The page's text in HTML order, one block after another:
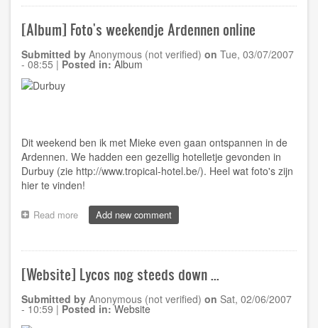
25u
Funcup,
Francorchamps,
2007-
[Album] Foto's weekendje Ardennen online
Submitted by Anonymous (not verified) on Tue, 03/07/2007
- 08:55 | Posted in:Album
Dit weekend ben ik met Mieke even gaan ontspannen in de
Ardennen. We hadden een gezellig hotelletje gevonden in
Durbuy (zie http://www.tropical-hotel.be/). Heel wat foto's zijn
hier te vinden!
Read more about
[Album]
weekendje
Ardennen
online
Add new comment
[Website] Lycos nog steeds down ...
Submitted by Anonymous (not verified) on Sat, 02/06/2007
- 10:59 | Posted in:Website